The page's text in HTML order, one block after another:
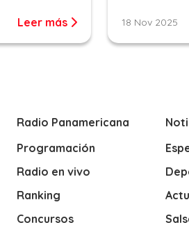
Leer más 18 Nov 2025
Radio Panamericana
Programación
Radio en vivo
Ranking
Concursos